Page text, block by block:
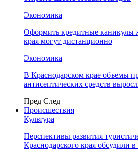
Экономика
Оформить кредитные каникулы
края могут дистанционно
Экономика
В Краснодарском крае объемы
антисептических средств
Пред След
Происшествия
Культура
Перспективы развития
Краснодарского края обсудили